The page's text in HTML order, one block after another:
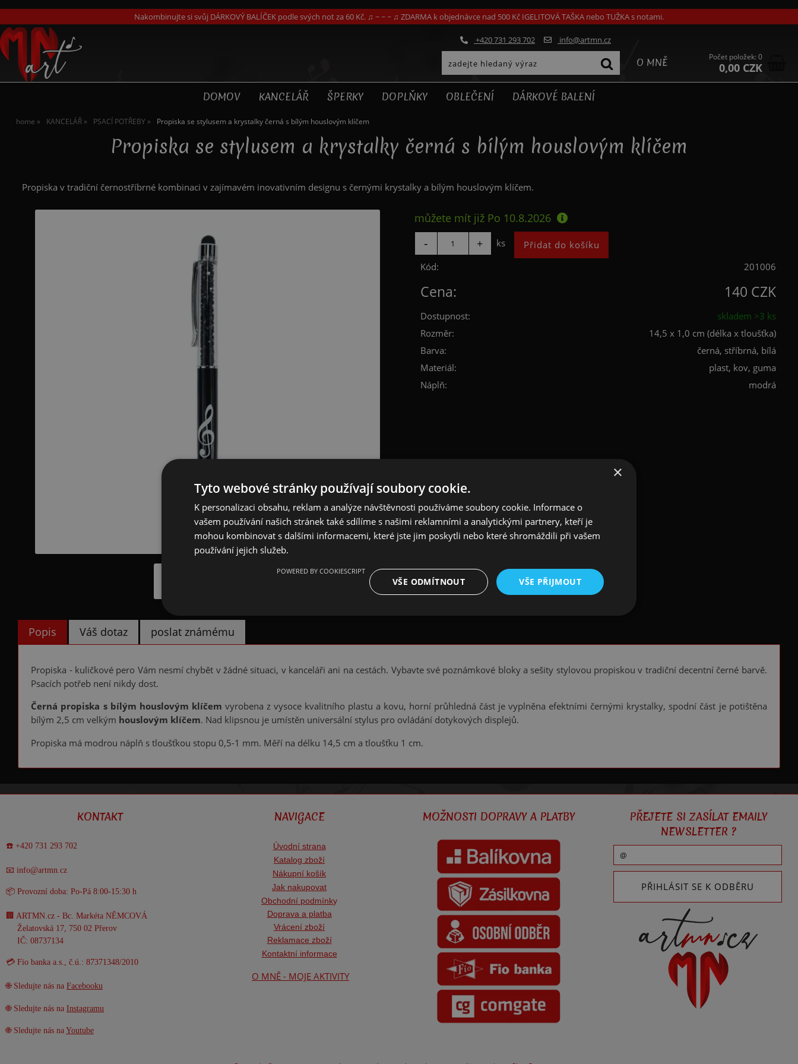
Nakombinujte si svůj DÁRKOVÝ BALÍČEK podle svých not za 60 Kč. ♫ ~ ~ ~ ♫ ZDARMA k objednávce nad 500 Kč IGELITOVÁ TAŠKA nebo TUŽKA s notami.
O MNĚ
+420 731 293 702 info@artmn.cz
Počet položek: 0
0,00 CZK
DOMOV KANCELÁŘ ŠPERKY DOPLŇKY OBLEČENÍ DÁRKOVÉ BALENÍ
home KANCELÁŘ PSACÍ POTŘEBY Propiska se stylusem a krystalky černá s bílým houslovým klíčem
Propiska se stylusem a krystalky černá s bílým houslovým klíčem
Propiska v tradiční černostříbrné kombinaci v zajímavém inovativním designu s černými krystalky a bílým houslovým klíčem.
můžete mít již Po 10.8.2026
ks
Kód:
201006
Cena: 140 CZK
Dostupnost:
skladem >3 ks
Rozměr:
14,5 x 1,0 cm (délka x tloušťka)
Barva:
černá, stříbrná, bílá
Materiál:
plast, kov, guma
Náplň:
modrá
Popis Váš dotaz poslat známému
Propiska - kuličkové pero Vám nesmí chybět v žádné situaci, v kanceláři ani na cestách. Vybavte své poznámkové bloky a sešity stylovou propiskou v tradiční decentní černé barvě.
Psacích potřeb není nikdy dost.
Černá propiska s bílým houslovým klíčem vyrobena z vysoce kvalitního plastu a kovu, horní průhledná část je vyplněna efektními černými krystalky, spodní část je potištěna
bílým 2,5 cm velkým houslovým klíčem. Nad klipsnou je umístěn universální stylus pro ovládání dotykových displejů.
Propiska má modrou náplň s tloušťkou stopu 0,5-1 mm. Měří na délku 14,5 cm a tloušťku 1 cm.
KONTAKT
☎️ +420 731 293 702
📧 info@artmn.cz
📦 Provozní doba: Po-Pá 8:00-15:30 h
🏢 ARTMN.cz - Bc. Markéta NĚMCOVÁ
Želatovská 17, 750 02 Přerov
IČ: 08737134
💳 Fio banka a.s., č.ú.: 87371348/2010
🌐 Sledujte nás na Facebooku
🌐 Sledujte nás na Instagramu
🌐 Sledujte nás na Youtube
NAVIGACE
Úvodní strana
Katalog zboží
Nákupní košík
Jak nakupovat
Obchodní podmínky
Doprava a platba
Vrácení zboží
Reklamace zboží
Kontaktní informace
O MNĚ - MOJE AKTIVITY
MOŽNOSTI DOPRAVY A PLATBY
PŘEJETE SI ZASÍLAT EMAILY
NEWSLETTER ?
×
Tyto webové stránky používají soubory cookie.
K personalizaci obsahu, reklam a analýze návštěvnosti používáme soubory cookie. Informace o
vašem používání našich stránek také sdílíme s našimi reklamními a analytickými partnery, kteří je
mohou kombinovat s dalšími informacemi, které jste jim poskytli nebo které shromáždili při vašem
používání jejich služeb.
VŠE PŘIJMOUT
VŠE ODMÍTNOUT
POWERED BY COOKIESCRIPT